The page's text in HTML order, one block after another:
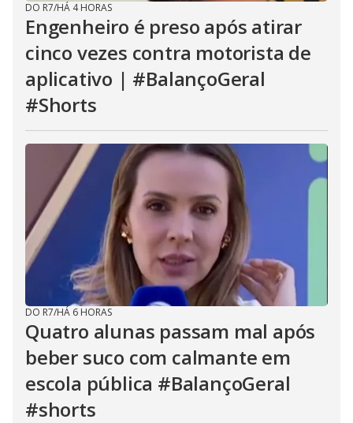
DO R7/HÁ 4 HORAS
Engenheiro é preso após atirar
cinco vezes contra motorista de
aplicativo | #BalançoGeral
#Shorts
DO R7/HÁ 6 HORAS
Quatro alunas passam mal após
beber suco com calmante em
escola pública #BalançoGeral
#shorts